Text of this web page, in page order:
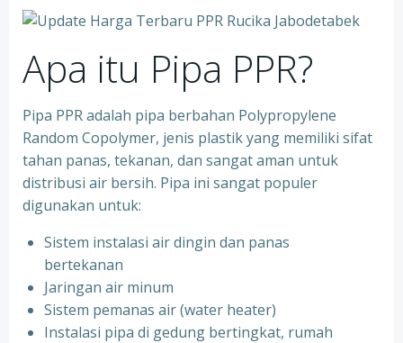
Apa itu Pipa PPR?
Pipa PPR adalah pipa berbahan Polypropylene
Random Copolymer, jenis plastik yang memiliki sifat
tahan panas, tekanan, dan sangat aman untuk
distribusi air bersih. Pipa ini sangat populer
digunakan untuk:
Sistem instalasi air dingin dan panas
bertekanan
⁠Jaringan air minum
⁠Sistem pemanas air (water heater)
⁠Instalasi pipa di gedung bertingkat, rumah